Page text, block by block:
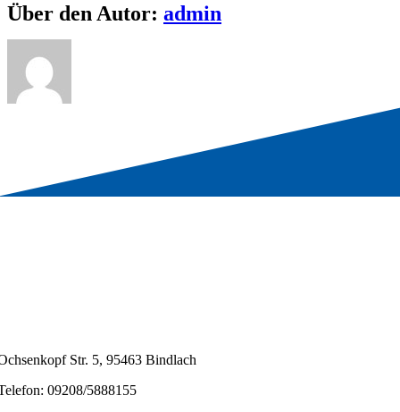
Über den Autor: admin
Str. 5, 95463 Bindlach
09208/5888155